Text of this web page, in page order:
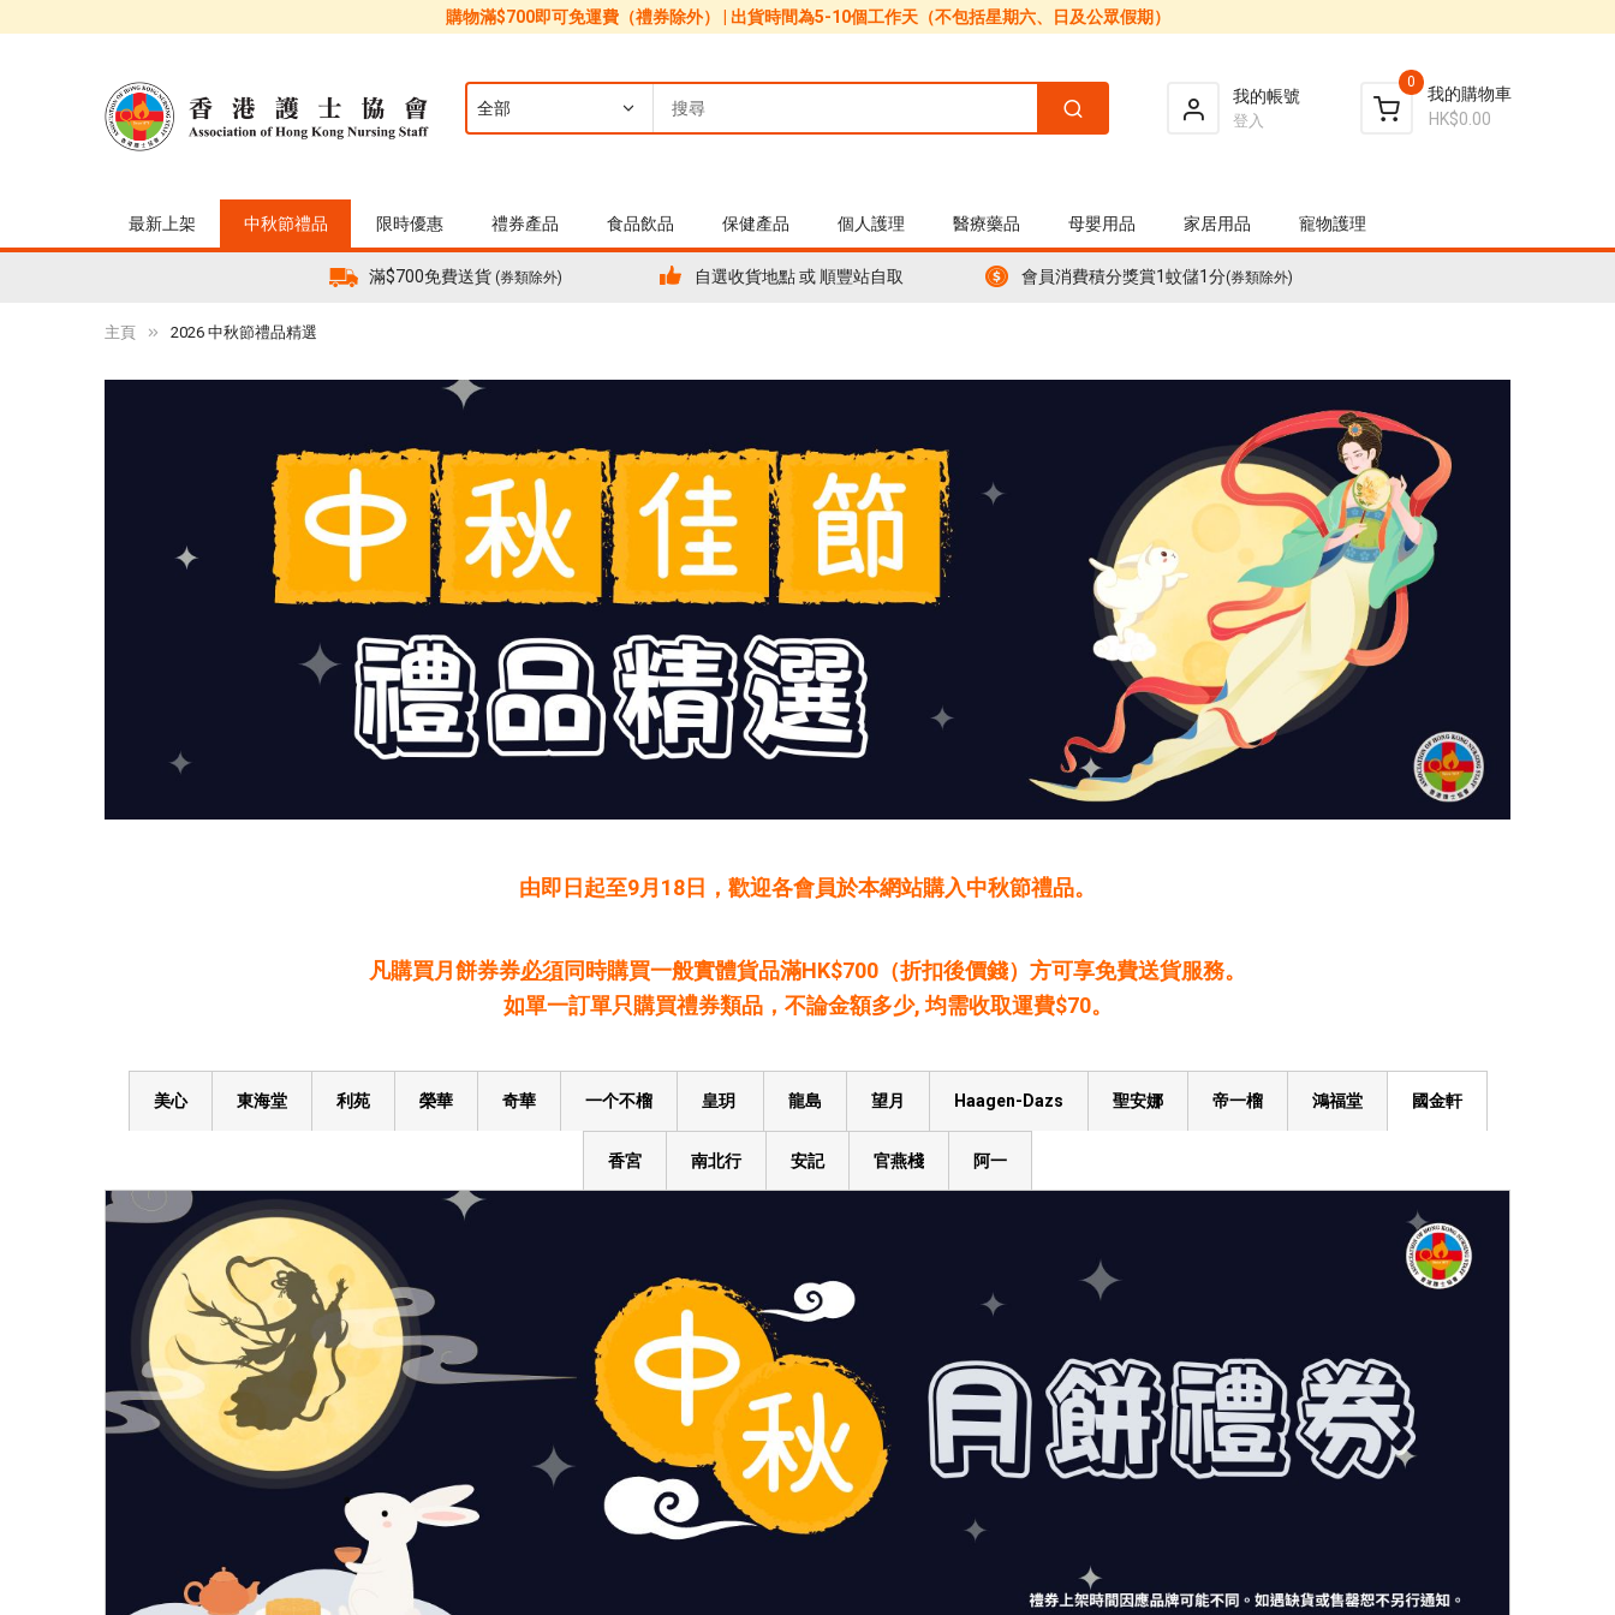
購物滿$700即可免運費（禮券除外） | 出貨時間為5-10個工作天（不包括星期六、日及公眾假期）
我的帳號
登入
我的購物車
0
HK$0.00
最新上架 中秋節禮品 限時優惠 禮券產品 食品飲品 保健產品 個人護理 醫療藥品 母嬰用品 家居用品 寵物護理
滿$700免費送貨 (券類除外) 自選收貨地點 或 順豐站自取 會員消費積分獎賞1蚊儲1分(券類除外)
主頁 2026 中秋節禮品精選
由即日起至9月18日，歡迎各會員於本網站購入中秋節禮品。
凡購買月餅券券必須同時購買一般實體貨品滿HK$700（折扣後價錢）方可享免費送貨服務。
如單一訂單只購買禮券類品，不論金額多少, 均需收取運費$70。
美心 東海堂 利苑 榮華 奇華 一个不榴 皇玥 龍島 望月 Haagen-Dazs 聖安娜 帝一榴 鴻福堂 國金軒
香宮 南北行 安記 官燕棧 阿一